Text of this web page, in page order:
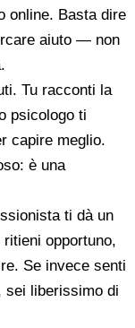
online. Basta dire
aiuto — non
Tu racconti la
psicologo ti
capire meglio.
è una
ti dà un
opportuno,
Se invece senti
sei liberissimo di